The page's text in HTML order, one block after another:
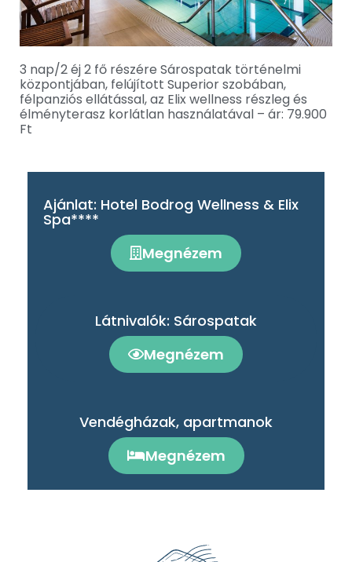
3 nap/2 éj 2 fő részére Sárospatak történelmi
központjában, felújított Superior szobában,
félpanziós ellátással, az Elix wellness részleg és
élményterasz korlátlan használatával – ár: 79.900
Ft
Ajánlat: Hotel Bodrog Wellness & Elix
Spa****
Megnézem
Látnivalók: Sárospatak
Megnézem
Vendégházak, apartmanok
Megnézem